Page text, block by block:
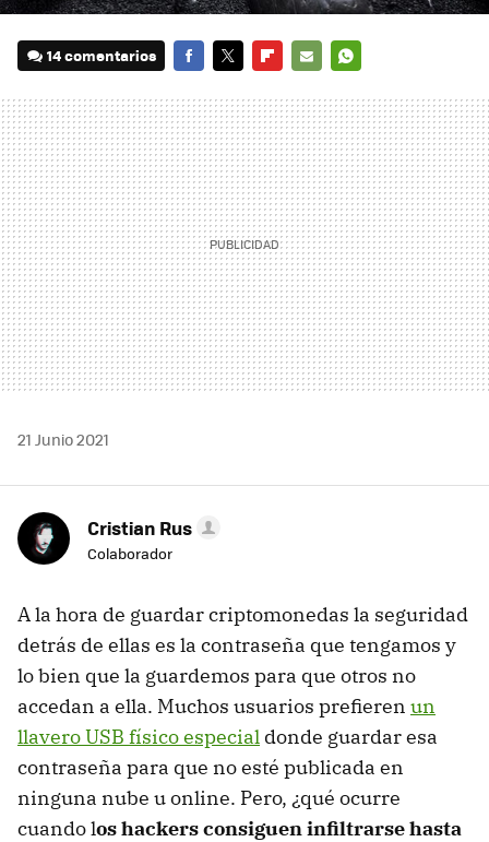
14 comentarios
MAIL
21 Junio 2021
Cristian Rus
Colaborador
A la hora de guardar criptomonedas la seguridad
detrás de ellas es la contraseña que tengamos y
lo bien que la guardemos para que otros no
accedan a ella. Muchos usuarios prefieren un
llavero USB físico especial donde guardar esa
contraseña para que no esté publicada en
ninguna nube u online. Pero, ¿qué ocurre
cuando los hackers consiguen infiltrarse hasta